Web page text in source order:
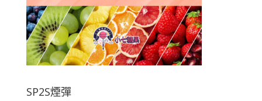
SP2S煙彈